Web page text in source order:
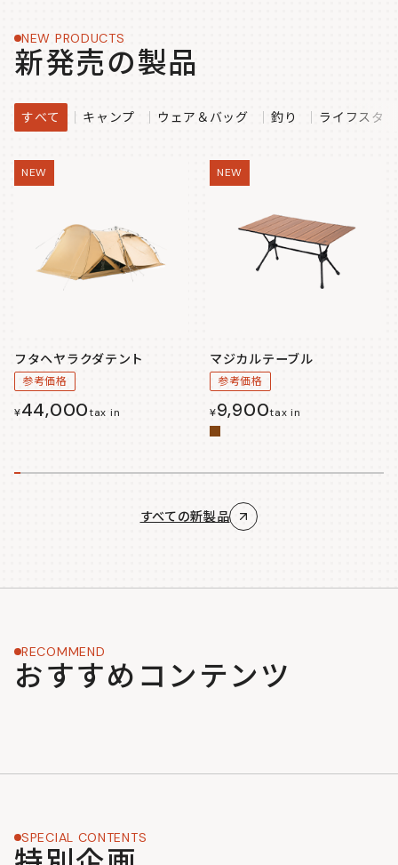
NEW PRODUCTS
新発売の製品
すべて キャンプ ウェア＆バッグ 釣り ライフスタ
NEW
フタヘヤラクダテント
参考価格
¥44,000tax in
NEW
マジカルテーブル
参考価格
¥9,900tax in
すべての新製品
RECOMMEND
おすすめコンテンツ
SPECIAL CONTENTS